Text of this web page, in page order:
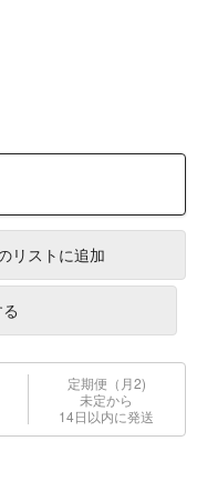
リストに追加
定期便（月2)
未定から
14日以内に発送